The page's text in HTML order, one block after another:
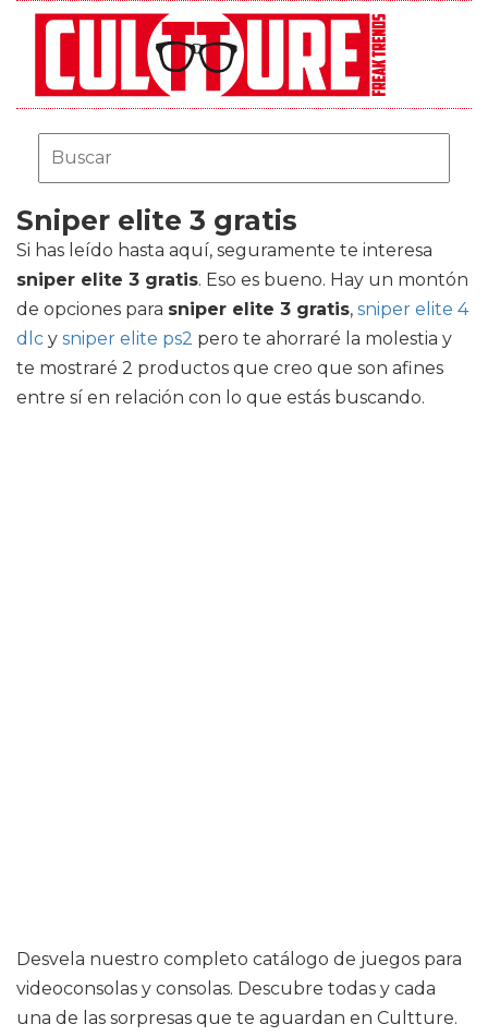
Sniper elite 3 gratis
Si has leído hasta aquí, seguramente te interesa
sniper elite 3 gratis. Eso es bueno. Hay un montón
de opciones para sniper elite 3 gratis, sniper elite 4
dlc y sniper elite ps2 pero te ahorraré la molestia y
te mostraré 2 productos que creo que son afines
entre sí en relación con lo que estás buscando.
Desvela nuestro completo catálogo de juegos para
videoconsolas y consolas. Descubre todas y cada
una de las sorpresas que te aguardan en Cultture.